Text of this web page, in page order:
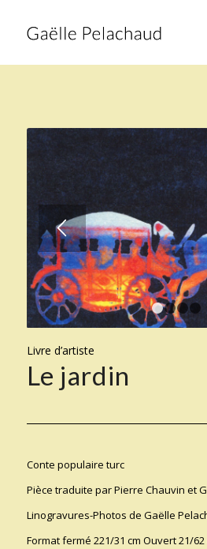
Livre d’artiste
Le jardin
Conte populaire turc
Pièce traduite par Pierre Chauvin et
Linogravures-Photos de Gaëlle
Format fermé 221/31 cm Ouvert 21/62